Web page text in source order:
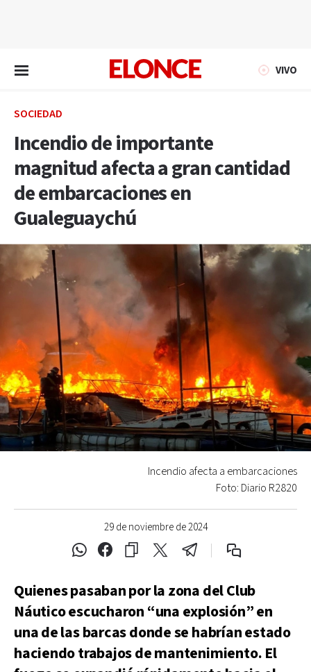
VIVO
SOCIEDAD
Incendio de importante
magnitud afecta a gran cantidad
de embarcaciones en
Gualeguaychú
29 de noviembre de 2024
Incendio afecta a embarcaciones
Foto: Diario R2820
Quienes pasaban por la zona del Club
Náutico escucharon “una explosión” en
una de las barcas donde se habrían estado
haciendo trabajos de mantenimiento. El